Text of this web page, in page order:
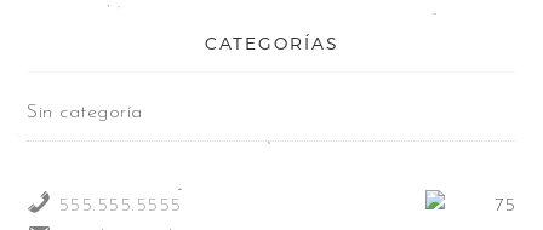
CATEGORÍAS
Sin categoría
555.555.5555